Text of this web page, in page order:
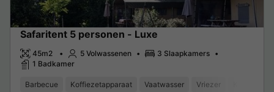
Safaritent 5 personen - Luxe
45m2 5 Volwassenen
3 Slaapkamers
1 Badkamer
Barbecue Koffiezetapparaat Vaatwasser Vriezer